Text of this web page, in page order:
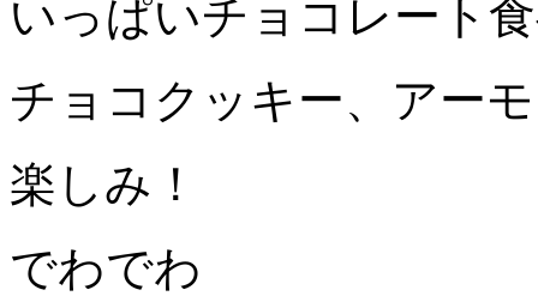
いっぱいチョコレート
チョコクッキー、アー
楽しみ！
でわでわ